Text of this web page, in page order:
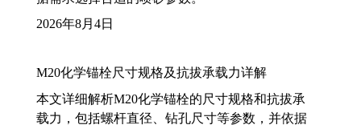
2026年8月4日
M20化学锚栓尺寸规格及抗拔承载力详解
本文详细解析M20化学锚栓的尺寸规格和抗拔承
载力，包括螺杆直径、钻孔尺寸等参数，并依据